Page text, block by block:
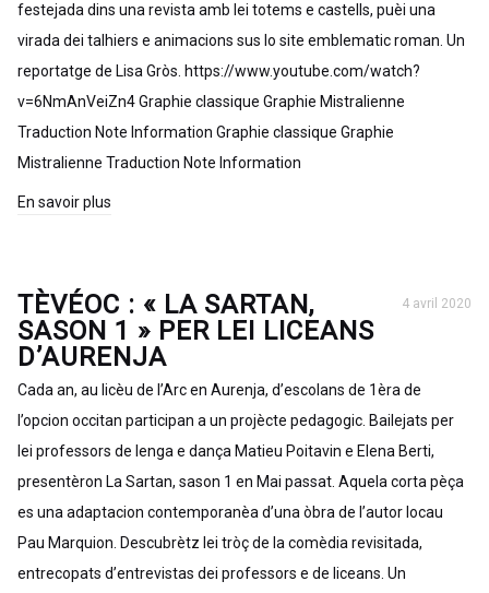
festejada dins una revista amb lei totems e castells, puèi una
virada dei talhiers e animacions sus lo site emblematic roman. Un
reportatge de Lisa Gròs. https://www.youtube.com/watch?
v=6NmAnVeiZn4 Graphie classique Graphie Mistralienne
Traduction Note Information Graphie classique Graphie
Mistralienne Traduction Note Information
En savoir plus
TÈVÉOC : « LA SARTAN,
SASON 1 » PER LEI LICEANS
D’AURENJA
4 avril 2020
Cada an, au licèu de l’Arc en Aurenja, d’escolans de 1èra de
l’opcion occitan participan a un projècte pedagogic. Bailejats per
lei professors de lenga e dança Matieu Poitavin e Elena Berti,
presentèron La Sartan, sason 1 en Mai passat. Aquela corta pèça
es una adaptacion contemporanèa d’una òbra de l’autor locau
Pau Marquion. Descubrètz lei tròç de la comèdia revisitada,
entrecopats d’entrevistas dei professors e de liceans. Un